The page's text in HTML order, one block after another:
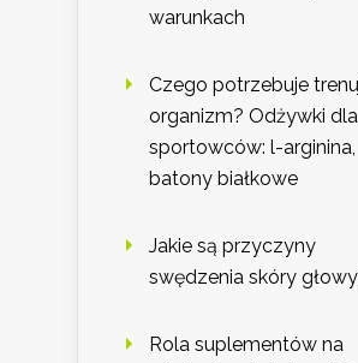
warunkach
Czego potrzebuje
organizm? Odżywki dla
sportowców: l-arginina,
batony białkowe
Jakie są przyczyny
swędzenia skóry
Rola suplementów na